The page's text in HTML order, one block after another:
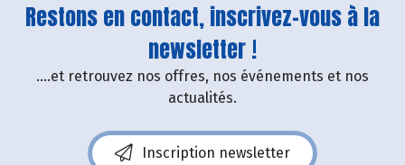
Restons en contact, inscrivez-vous à la
newsletter !
....et retrouvez nos offres, nos événements et nos
actualités.
Inscription newsletter